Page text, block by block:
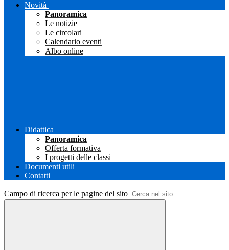
Novità
Panoramica
Le notizie
Le circolari
Calendario eventi
Albo online
Didattica
Panoramica
Offerta formativa
I progetti delle classi
Documenti utili
Contatti
Campo di ricerca per le pagine del sito